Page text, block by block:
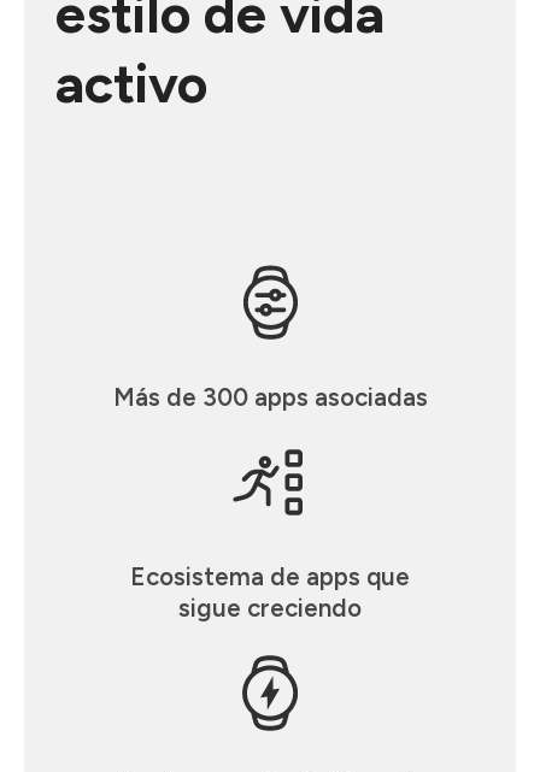
estilo de vida
activo
Más de 300 apps asociadas
Ecosistema de apps que
sigue creciendo